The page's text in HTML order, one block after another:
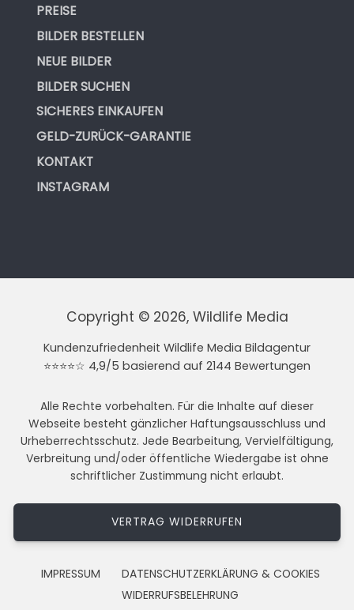
PREISE
BILDER BESTELLEN
NEUE BILDER
BILDER SUCHEN
SICHERES EINKAUFEN
GELD-ZURÜCK-GARANTIE
KONTAKT
INSTAGRAM
Copyright © 2026, Wildlife Media
Kundenzufriedenheit Wildlife Media Bildagentur
⭐⭐⭐⭐☆ 4,9/5 basierend auf 2144 Bewertungen
Alle Rechte vorbehalten. Für die Inhalte auf dieser
Webseite besteht gänzlicher Haftungsausschluss und
Urheberrechtsschutz. Jede Bearbeitung, Vervielfältigung,
Verbreitung und/oder öffentliche Wiedergabe ist ohne
schriftlicher Zustimmung nicht erlaubt.
VERTRAG WIDERRUFEN
IMPRESSUM
DATENSCHUTZERKLÄRUNG & COOKIES
WIDERRUFSBELEHRUNG